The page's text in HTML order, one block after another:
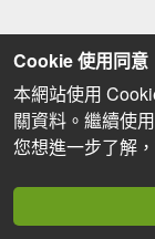
Cookie 使用同意
本網站使用
關資料。繼續使
您想進一步了解